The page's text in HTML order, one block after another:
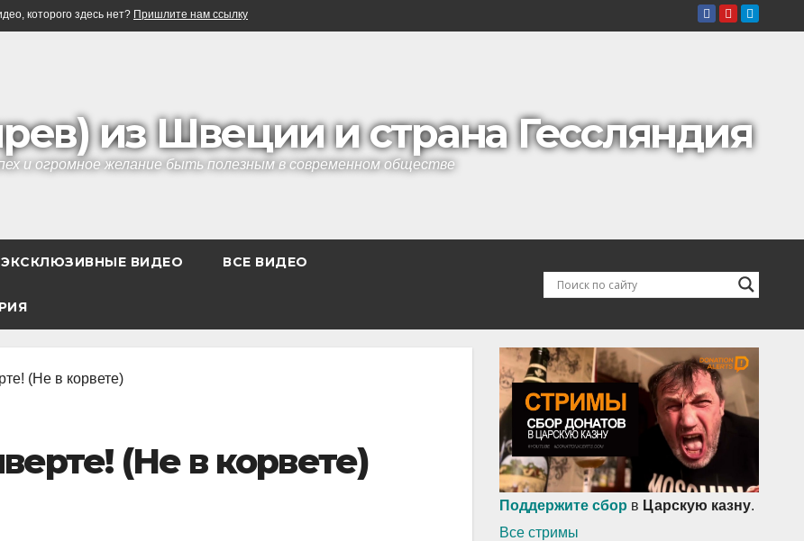
которого здесь нет? Пришлите нам ссылку
из Швеции и страна Гессляндия
и огромное желание быть полезным в современном обществе
ЭКСКЛЮЗИВНЫЕ ВИДЕО ВСЕ ВИДЕО
(Не в корвете)
(Не в корвете)
Поддержите сбор в Царскую казну.
Все стримы